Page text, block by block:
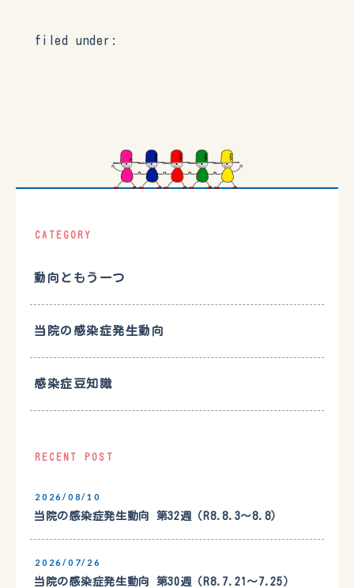
filed under:
CATEGORY
動向ともう一つ
当院の感染症発生動向
感染症豆知識
RECENT POST
2026/08/10
当院の感染症発生動向 第32週（R8.8.3〜8.8）
2026/07/26
当院の感染症発生動向 第30週（R8.7.21〜7.25）